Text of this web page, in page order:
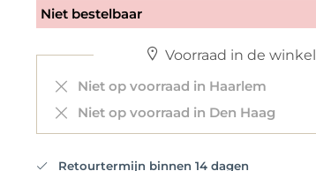
Niet bestelbaar
Voorraad in de winkel
Niet op voorraad in Haarlem
Niet op voorraad in Den Haag
Retourtermijn binnen 14 dagen